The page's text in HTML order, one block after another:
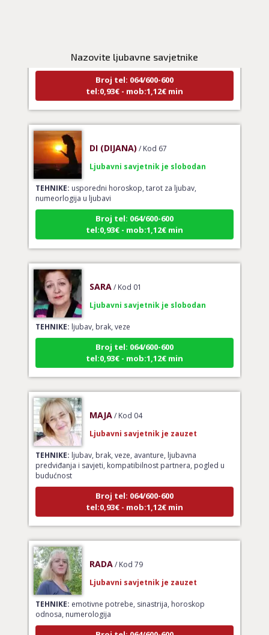
Nazovite ljubavne savjetnike
Broj tel: 064/600-600
tel:0,93€ - mob:1,12€ min
TEHNIKE:usporedni horoskop, tarot za ljubav,
numeorlogija u ljubavi
Broj tel: 064/600-600
tel:0,93€ - mob:1,12€ min
TEHNIKE:ljubav, brak, veze
Broj tel: 064/600-600
tel:0,93€ - mob:1,12€ min
TEHNIKE:ljubav, brak, veze, avanture, ljubavna
predviđanja i savjeti, kompatibilnost partnera, pogled u
budućnost
Broj tel: 064/600-600
tel:0,93€ - mob:1,12€ min
TEHNIKE:emotivne potrebe, sinastrija, horoskop
odnosa, numerologija
Broj tel: 064/600-600